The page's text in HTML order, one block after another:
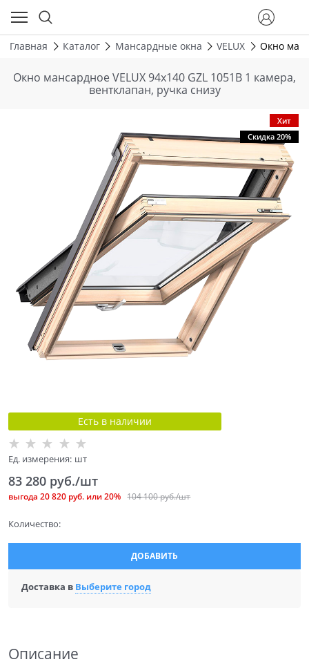
Главная Каталог Мансардные окна VELUX Окно
Окно мансардное VELUX 94х140 GZL 1051В 1 камера,
вентклапан, ручка снизу
Хит
Скидка 20%
Есть в наличии
Ед. измерения: шт
104 100 руб./шт
83 280 руб./шт
выгода 20 820 руб. или20%
Количество:
ДОБАВИТЬ
Доставка в Выберите город
Описание